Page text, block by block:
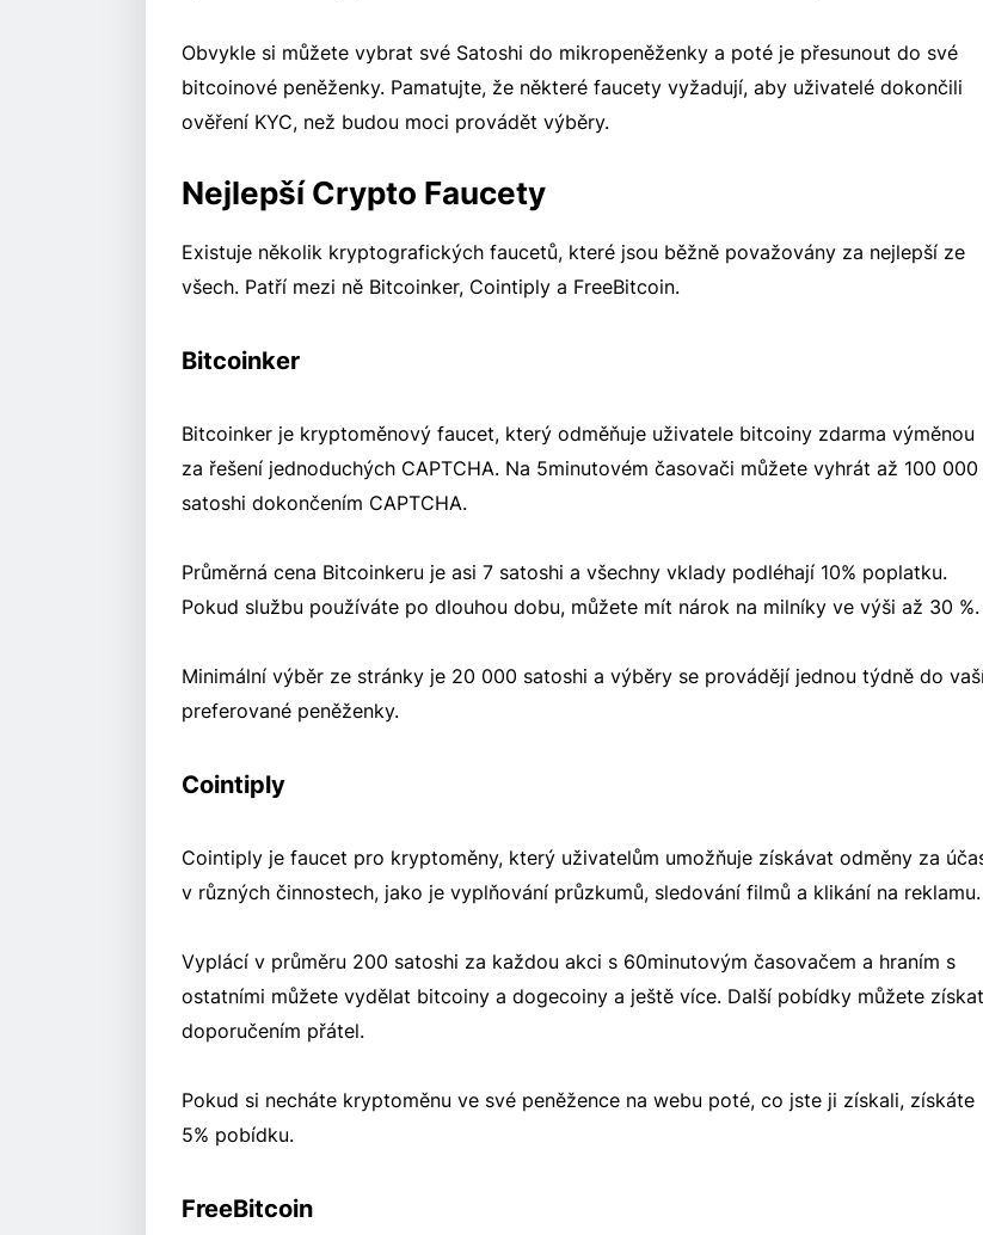
Obvykle si můžete vybrat své Satoshi do mikropeněženky a poté je přesunout do své
bitcoinové peněženky. Pamatujte, že některé faucety vyžadují, aby uživatelé dokončili
ověření KYC, než budou moci provádět výběry.
Nejlepší Crypto Faucety
Existuje několik kryptografických faucetů, které jsou běžně považovány za nejlepší ze
všech. Patří mezi ně Bitcoinker, Cointiply a FreeBitcoin.
Bitcoinker
Bitcoinker je kryptoměnový faucet, který odměňuje uživatele bitcoiny zdarma výměnou
za řešení jednoduchých CAPTCHA. Na 5minutovém časovači můžete vyhrát až 100 000
satoshi dokončením CAPTCHA.
Průměrná cena Bitcoinkeru je asi 7 satoshi a všechny vklady podléhají 10% poplatku.
Pokud službu používáte po dlouhou dobu, můžete mít nárok na milníky ve výši až 30 %.
Minimální výběr ze stránky je 20 000 satoshi a výběry se provádějí jednou týdně do
preferované peněženky.
Cointiply
Cointiply je faucet pro kryptoměny, který uživatelům umožňuje získávat odměny za
v různých činnostech, jako je vyplňování průzkumů, sledování filmů a klikání na reklamu.
Vyplácí v průměru 200 satoshi za každou akci s 60minutovým časovačem a hraním s
ostatními můžete vydělat bitcoiny a dogecoiny a ještě více. Další pobídky můžete získat
doporučením přátel.
Pokud si necháte kryptoměnu ve své peněžence na webu poté, co jste ji získali, získáte
5% pobídku.
FreeBitcoin